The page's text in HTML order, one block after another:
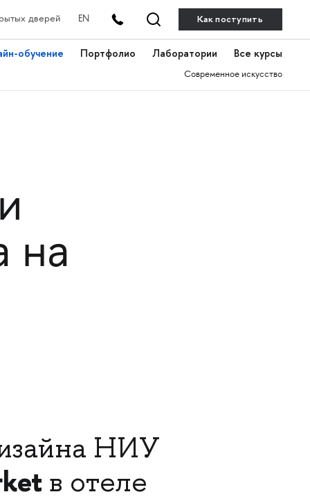
дверей EN Как поступить
обучение Портфолио Лаборатории Все курсы
Современное искусство
на
НИУ
в отеле